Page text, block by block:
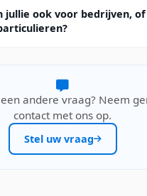
jullie ook voor bedrijven, of
andere vraag? Neem
contact met ons op.
Stel uw vraag